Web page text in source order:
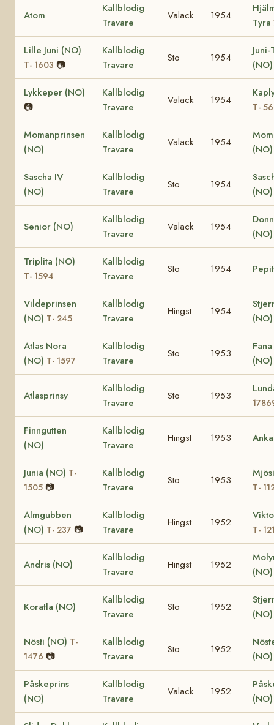
Atom
Kallblodig
Travare
Valack 1954
Tyra
Lille Juni (NO)
T- 1603 📷
Kallblodig
Travare
Sto 1954
(NO)
Lykkeper (NO)
📷
Kallblodig
Travare
Valack 1954
T-
Momanprinsen
(NO)
Kallblodig
Travare
Valack 1954
(NO)
Sascha IV
(NO)
Kallblodig
Travare
Sto 1954
(NO)
Senior (NO)
Kallblodig
Travare
Valack 1954
(NO)
Triplita (NO)
T- 1594
Kallblodig
Travare
Sto 1954
Vildeprinsen
(NO) T- 245
Kallblodig
Travare
Hingst 1954
(NO)
Atlas Nora
(NO) T- 1597
Kallblodig
Travare
Sto 1953
Atlasprinsy
Kallblodig
Travare
Sto 1953
Finngutten
(NO)
Kallblodig
Travare
Hingst 1953
Junia (NO) T-
1505 📷
Kallblodig
Travare
Sto 1953
T-
Almgubben
(NO) T- 237 📷
Kallblodig
Travare
Hingst 1952
T-
Andris (NO)
Kallblodig
Travare
Hingst 1952
Koratla (NO)
Kallblodig
Travare
Sto 1952
(NO)
Nösti (NO) T-
1476 📷
Kallblodig
Travare
Sto 1952
(NO)
Påskeprins
(NO)
Kallblodig
Travare
Valack 1952
(NO)